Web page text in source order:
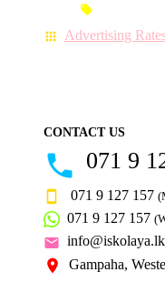
Advertising
CONTACT US
071 9
071 9 127 157
071 9 127 157
info@iskolaya.lk
Gampaha,